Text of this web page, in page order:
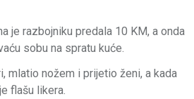
je razbojniku predala 10 KM, a onda
sobu na spratu kuće.
mlatio nožem i prijetio ženi, a kada
flašu likera.